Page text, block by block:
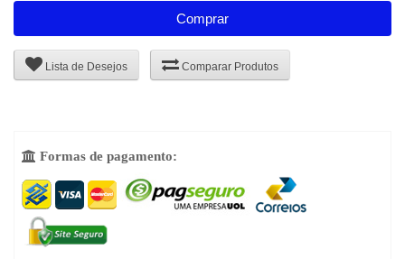
Comprar
Lista de Desejos Comparar Produtos
 Formas de pagamento: